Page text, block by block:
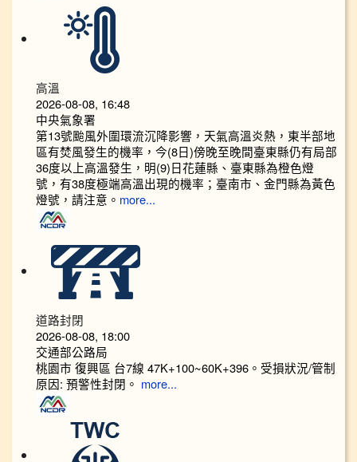
高溫
2026-08-08, 16:48
中央氣象署
第13號颱風外圍環流沉降影響，天氣高溫炎熱，東半部地
區有焚風發生的機率，今(8日)傍晚至晚間臺東縣仍有局部
36度以上高溫發生，明(9)日花蓮縣、臺東縣為橙色燈
號，有38度極端高溫出現的機率；臺南市、金門縣為黃色
燈號，請注意。 more...
道路封閉
2026-08-08, 18:00
交通部公路局
桃園市 復興區 台7線 47K+100~60K+396。受損狀況/管制
原因: 預警性封閉。
more...